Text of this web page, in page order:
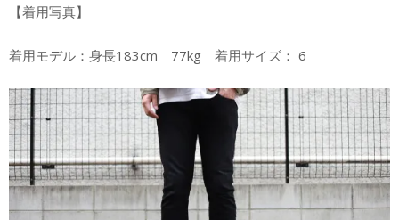
【着用写真】
着用モデル：身長183cm 77kg 着用サイズ： 6